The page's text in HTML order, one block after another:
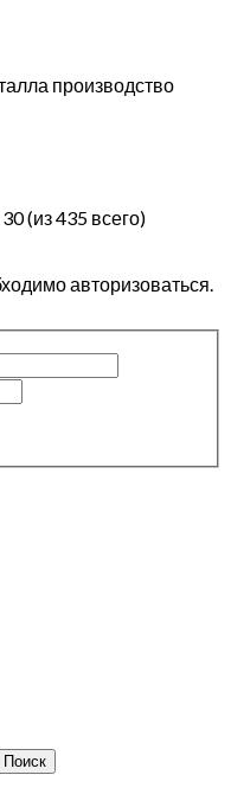
производство
(из 435 всего)
авторизоваться.